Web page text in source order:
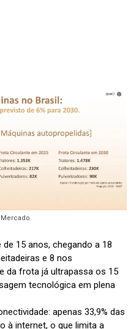
15 anos, chegando a 18
e 8 nos
da frota já ultrapassa os 15
tecnológica em plena
apenas 33,9% das
à internet, o que limita a